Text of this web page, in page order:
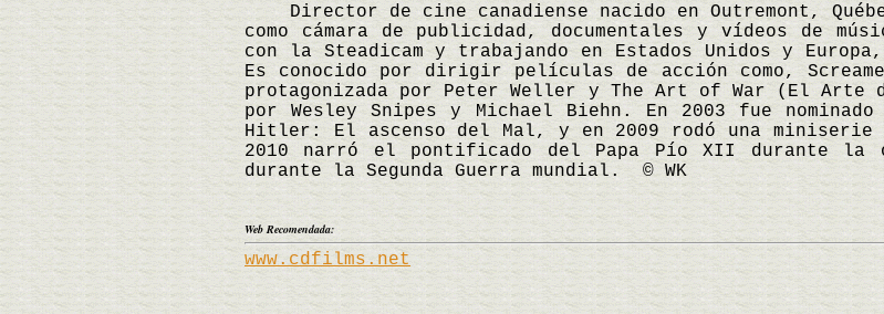
Director de cine canadiense nacido en Outremont,
como cámara de publicidad, documentales y vídeos de
con la Steadicam y trabajando en Estados Unidos y
Es conocido por dirigir películas de acción como,
protagonizada por Peter Weller y The Art of War (El Arte
por Wesley Snipes y Michael Biehn. En 2003 fue
Hitler: El ascenso del Mal, y en 2009 rodó una miniserie
2010 narró el pontificado del Papa Pío XII durante la
durante la Segunda Guerra mundial. © WK
Web Recomendada:
www.cdfilms.net